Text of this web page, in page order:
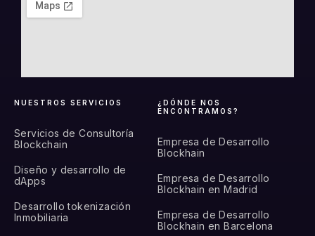
NUESTROS SERVICIOS
Servicios de Consultoría
Blockchain
Diseño y desarrollo de
dApps
Desarrollo tokenización
Inmobiliaria
¿DÓNDE NOS
ENCONTRAMOS?
Empresa de Desarrollo
Blockhain
Empresa de Desarrollo
Blockhain en Madrid
Empresa de Desarrollo
Blockhain en Barcelona